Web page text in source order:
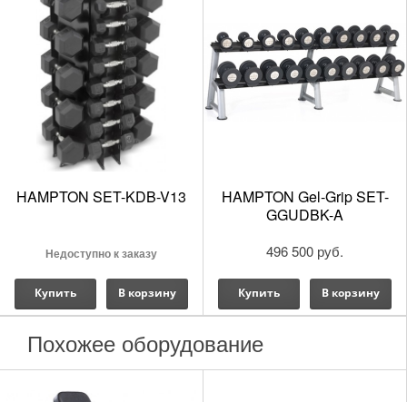
Каталог силовых тренажеров Hoist Commercial
Описание серии Commercial Freeweight Line
HOIST Fitness CF-Line: Искусство силовой
эстетики
HAMPTON SET-KDB-V13
Недоступно к заказу
Купить В корзину
HAMPTON Gel-Grip SET-
GGUDBK-A
496 500 руб.
Купить В корзину
Похожее оборудование